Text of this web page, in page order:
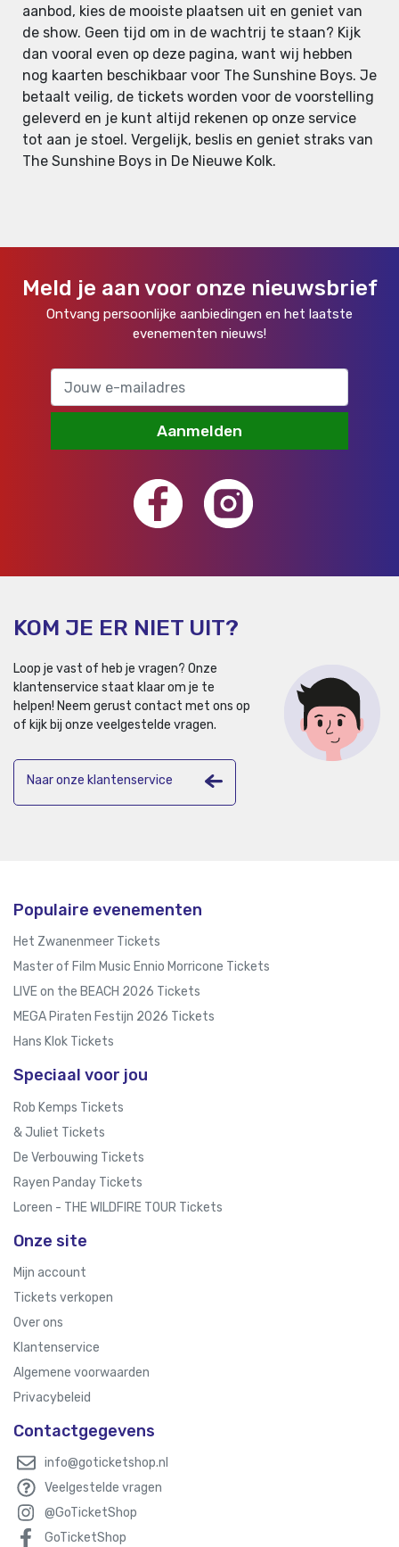
aanbod, kies de mooiste plaatsen uit en geniet van
de show. Geen tijd om in de wachtrij te staan? Kijk
dan vooral even op deze pagina, want wij hebben
nog kaarten beschikbaar voor The Sunshine Boys. Je
betaalt veilig, de tickets worden voor de voorstelling
geleverd en je kunt altijd rekenen op onze service
tot aan je stoel. Vergelijk, beslis en geniet straks van
The Sunshine Boys in De Nieuwe Kolk.
Meld je aan voor onze nieuwsbrief
Ontvang persoonlijke aanbiedingen en het laatste
evenementen nieuws!
Aanmelden
KOM JE ER NIET UIT?
Loop je vast of heb je vragen? Onze
klantenservice staat klaar om je te
helpen! Neem gerust contact met ons op
of kijk bij onze veelgestelde vragen.
Naar onze klantenservice
Populaire evenementen
Het Zwanenmeer Tickets
Master of Film Music Ennio Morricone Tickets
LIVE on the BEACH 2026 Tickets
MEGA Piraten Festijn 2026 Tickets
Hans Klok Tickets
Speciaal voor jou
Rob Kemps Tickets
& Juliet Tickets
De Verbouwing Tickets
Rayen Panday Tickets
Loreen - THE WILDFIRE TOUR Tickets
Onze site
Mijn account
Tickets verkopen
Over ons
Klantenservice
Algemene voorwaarden
Privacybeleid
Contactgegevens
info@goticketshop.nl
Veelgestelde vragen
@GoTicketShop
GoTicketShop